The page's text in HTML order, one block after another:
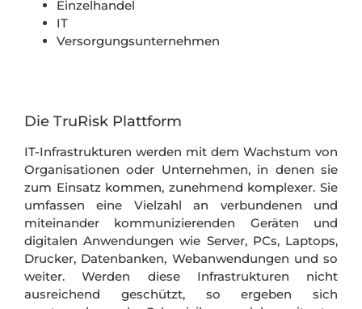
Einzelhandel
IT
Versorgungsunternehmen
Die TruRisk Plattform
IT-Infrastrukturen werden mit dem Wachstum von
Organisationen oder Unternehmen, in denen sie
zum Einsatz kommen, zunehmend komplexer. Sie
umfassen eine Vielzahl an verbundenen und
miteinander kommunizierenden Geräten und
digitalen Anwendungen wie Server, PCs, Laptops,
Drucker, Datenbanken, Webanwendungen und so
weiter. Werden diese Infrastrukturen nicht
ausreichend geschützt, so ergeben sich